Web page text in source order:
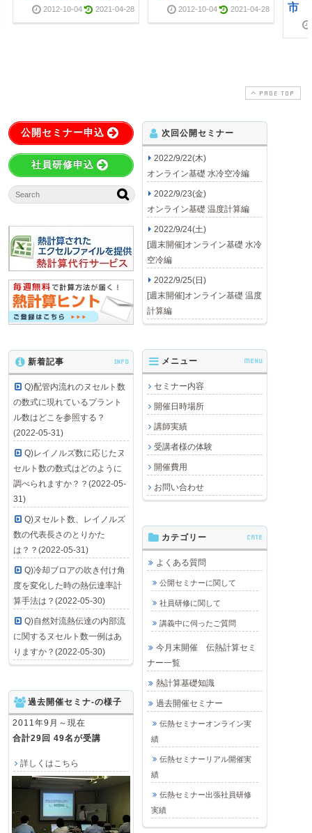
2012-10-04 2021-04-28 2012-10-04 2021-04-28
市
PAGE TOP
公開セミナー申込
社員研修申込
次回公開セミナー
2022/9/22(木)
オンライン基礎 水冷空冷編
2022/9/23(金)
オンライン基礎 温度計算編
2022/9/24(土)
[週末開催]オンライン基礎 水冷
空冷編
2022/9/25(日)
[週末開催]オンライン基礎 温度
計算編
メニュー MENU
セミナー内容
開催日時場所
講師実績
受講者様の体験
開催費用
お問い合わせ
新着記事 INFO
Q)配管内流れのヌセルト数
の数式に現れているプラント
ル数はどこを参照する？
(2022-05-31)
Q)レイノルズ数に応じたヌ
セルト数の数式はどのように
調べられますか？？(2022-05-
31)
Q)ヌセルト数、レイノルズ
数の代表長さのとりかた
は？？(2022-05-31)
Q)冷却ブロアの吹き付け角
度を変化した時の熱伝達率計
算手法は？(2022-05-30)
Q)自然対流熱伝達の内部流
に関するヌセルト数一例はあ
りますか？(2022-05-30)
カテゴリー CATE
よくある質問
公開セミナーに関して
社員研修に関して
講義中に伺ったご質問
今月末開催 伝熱計算セミ
ナー一覧
熱計算基礎知識
過去開催セミナー
伝熱セミナーオンライン実
績
伝熱セミナーリアル開催実
績
伝熱セミナー出張社員研修
実績
過去開催セミナ-の様子
2011年9月～現在
合計29回 49名が受講
詳しくはこちら